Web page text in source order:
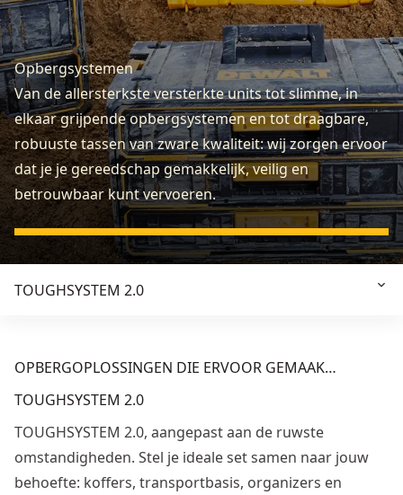
Opbergsystemen
Van de allersterkste versterkte units tot slimme, in
elkaar grijpende opbergsystemen en tot draagbare,
robuuste tassen van zware kwaliteit: wij zorgen ervoor
dat je je gereedschap gemakkelijk, veilig en
betrouwbaar kunt vervoeren.
TOUGHSYSTEM 2.0
OPBERGOPLOSSINGEN DIE ERVOOR GEMAAK…
TOUGHSYSTEM 2.0
TOUGHSYSTEM 2.0, aangepast aan de ruwste
omstandigheden. Stel je ideale set samen naar jouw
behoefte: koffers, transportbasis, organizers en